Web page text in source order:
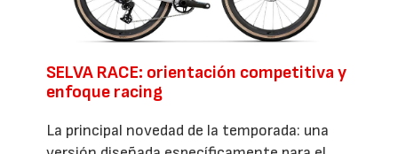
SELVA RACE: orientación competitiva y
enfoque racing
La principal novedad de la temporada: una